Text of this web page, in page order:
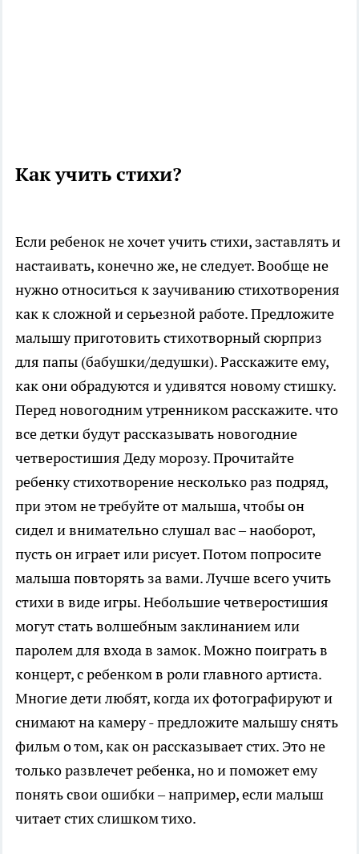
Как учить стихи?
Если ребенок не хочет учить стихи, заставлять и
настаивать, конечно же, не следует. Вообще не
нужно относиться к заучиванию стихотворения
как к сложной и серьезной работе. Предложите
малышу приготовить стихотворный сюрприз
для папы (бабушки/дедушки). Расскажите ему,
как они обрадуются и удивятся новому стишку.
Перед новогодним утренником расскажите. что
все детки будут рассказывать новогодние
четверостишия Деду морозу. Прочитайте
ребенку стихотворение несколько раз подряд,
при этом не требуйте от малыша, чтобы он
сидел и внимательно слушал вас – наоборот,
пусть он играет или рисует. Потом попросите
малыша повторять за вами. Лучше всего учить
стихи в виде игры. Небольшие четверостишия
могут стать волшебным заклинанием или
паролем для входа в замок. Можно поиграть в
концерт, с ребенком в роли главного артиста.
Многие дети любят, когда их фотографируют и
снимают на камеру - предложите малышу снять
фильм о том, как он рассказывает стих. Это не
только развлечет ребенка, но и поможет ему
понять свои ошибки – например, если малыш
читает стих слишком тихо.